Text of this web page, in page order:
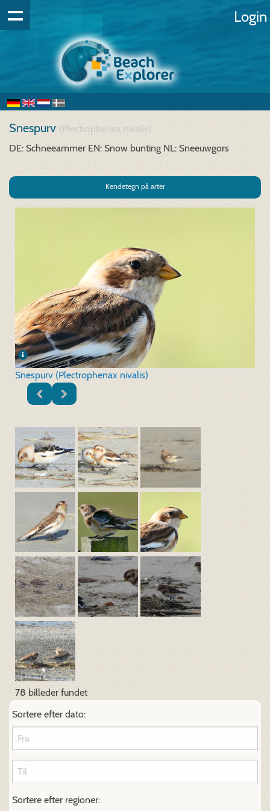
Login
Snespurv (Plectrophenax nivalis)
DE: Schneeammer EN: Snow bunting NL: Sneeuwgors
Kendetegn på arter
Snespurv (Plectrophenax nivalis)
78 billeder fundet
Sortere efter dato:
Sortere efter regioner: